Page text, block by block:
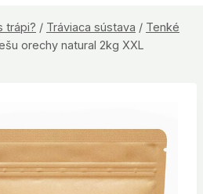
trápi? / Tráviaca sústava / Tenké
orechy natural 2kg XXL